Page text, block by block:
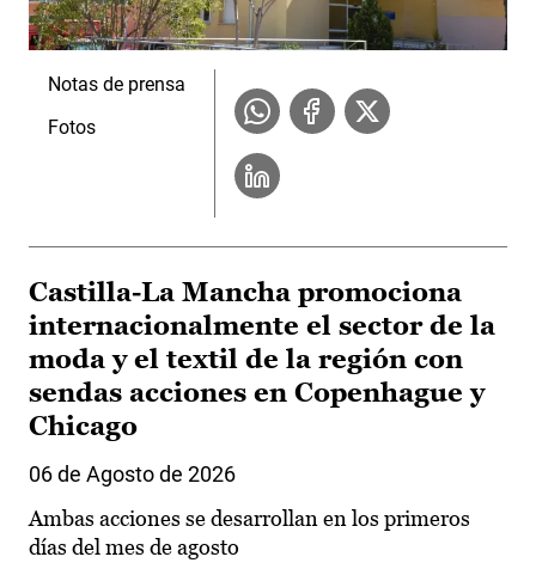
Notas de prensa
Fotos
Castilla-La Mancha promociona
internacionalmente el sector de la
moda y el textil de la región con
sendas acciones en Copenhague y
Chicago
06 de Agosto de 2026
Ambas acciones se desarrollan en los primeros
días del mes de agosto